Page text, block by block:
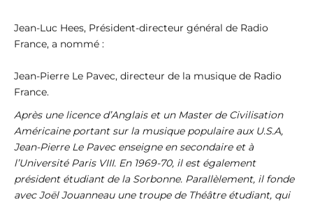
Jean-Luc Hees, Président-directeur général de Radio
France, a nommé :
Jean-Pierre Le Pavec, directeur de la musique de Radio
France.
Après une licence d’Anglais et un Master de Civilisation
Américaine portant sur la musique populaire aux U.S.A,
Jean-Pierre Le Pavec enseigne en secondaire et à
l’Université Paris VIII. En 1969-70, il est également
président étudiant de la Sorbonne. Parallèlement, il fonde
avec Joël Jouanneau une troupe de Théâtre étudiant, qui